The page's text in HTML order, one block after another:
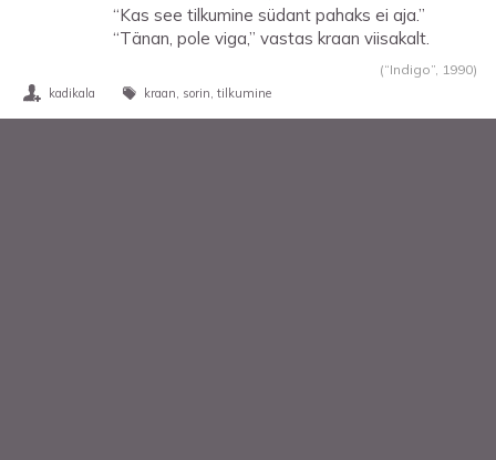
“Kas see tilkumine südant pahaks ei aja.”
“Tänan, pole viga,” vastas kraan viisakalt.
(“Indigo”, 1990)
kadikala kraan sorin tilkumine